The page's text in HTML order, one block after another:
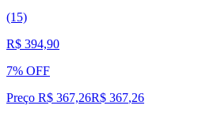
(15)
R$ 394,90
7% OFF
Preço R$ 367,26R$ 367,26